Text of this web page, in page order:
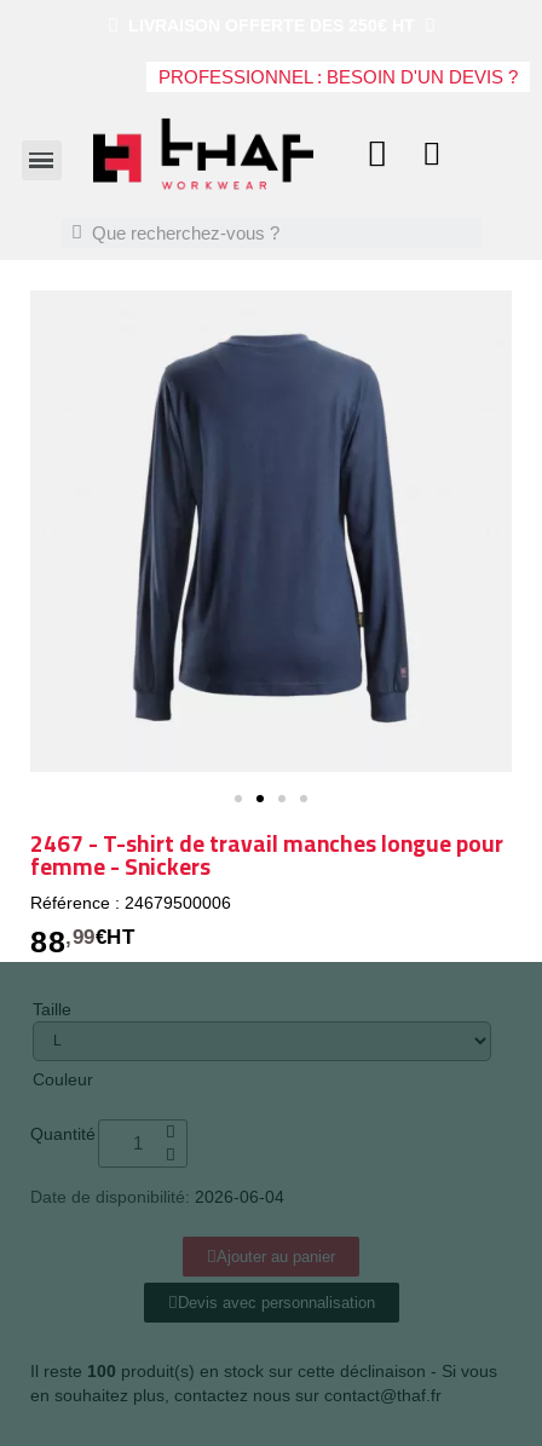
PROFESSIONNEL : BESOIN D'UN DEVIS ?
2467 - T-shirt de travail manches longue pour
femme - Snickers
Référence : 24679500006
88,99€HT
Taille
Couleur
Quantité
Date de disponibilité: 2026-06-04
Ajouter au panier
Devis avec personnalisation
Il reste 100 produit(s) en stock sur cette déclinaison - Si vous
en souhaitez plus, contactez nous sur contact@thaf.fr